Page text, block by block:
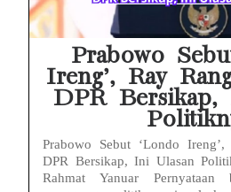
Prabowo
Ireng’, Ray
DPR Bersikap,
Prabowo Sebut ‘Londo
DPR Bersikap, Ini Ulasan
Rahmat Yanuar